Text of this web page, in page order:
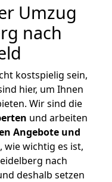
Umzug
nach
kostspielig sein,
hier, um Ihnen
Wir sind die
und arbeiten
Angebote und
wie wichtig es ist,
nach
deshalb setzen